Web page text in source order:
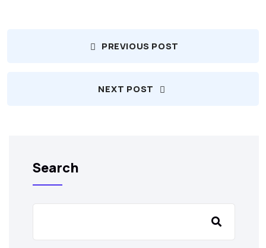
PREVIOUS POST
NEXT POST
Search